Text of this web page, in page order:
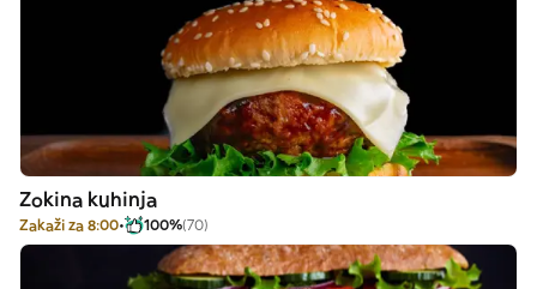
Zokina kuhinja
Zakaži za 8:00 100%(70)